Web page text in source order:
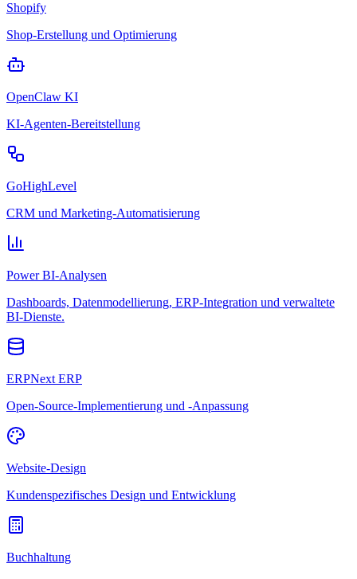
Shopify
Shop-Erstellung und Optimierung
OpenClaw KI
KI-Agenten-Bereitstellung
GoHighLevel
CRM und Marketing-Automatisierung
Power BI-Analysen
Dashboards, Datenmodellierung, ERP-Integration und verwaltete
BI-Dienste.
ERPNext ERP
Open-Source-Implementierung und -Anpassung
Website-Design
Kundenspezifisches Design und Entwicklung
Buchhaltung